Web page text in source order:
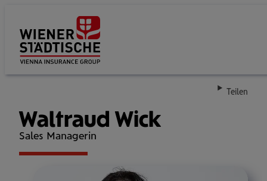
Teilen
Waltraud Wick
Sales Managerin